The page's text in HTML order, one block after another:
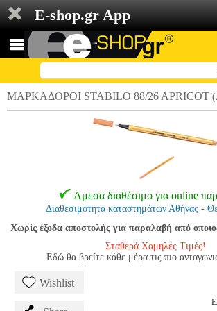
E-shop.gr App
ΜΑΡΚΑΔΟΡΟΙ STABILO 88/26 APRICOT
Αμεσα διαθέσιμο για online
Διαθεσιμότητα καταστημάτων Αθήνας -
Χωρίς έξοδα αποστολής για παραλαβή από
Σταθερά Χαμηλές Τιμές!
Εδώ θα βρείτε κάθε μέρα τις πιο
Wishlist